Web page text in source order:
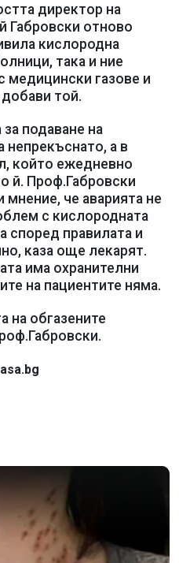
директор на
Габровски отново
кислородна
така и ние
медицински газове и
той.
подаване на
непрекъснато, а в
който ежедневно
й. Проф.Габровски
мнение, че аварията не
с кислородната
според правилата и
каза още лекарят.
има охранителни
на пациентите няма.
на обгазените